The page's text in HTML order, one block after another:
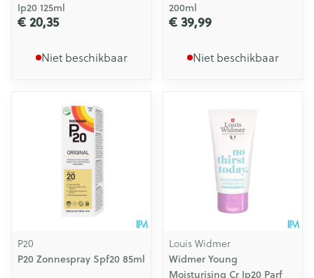
Ip20 125ml
€ 20,35
Niet beschikbaar
200ml
€ 39,99
Niet beschikbaar
P20
P20 Zonnespray Spf20 85ml
Louis Widmer
Widmer Young
Moisturising Cr Ip20 Parf